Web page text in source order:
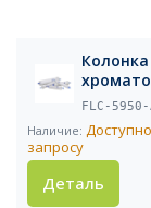
330 г, 1
FLC-5950-
запросу
Деталь